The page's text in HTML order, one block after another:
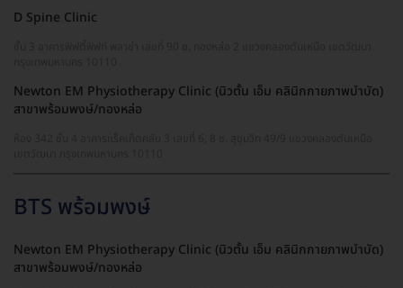
D Spine Clinic
Newton EM Physiotherapy Clinic (นิวตั้น เอ็ม คลินิกกายภาพบำบัด)
สาขาพร้อมพงษ์/ทองหล่อ
BTS พร้อมพงษ์
Newton EM Physiotherapy Clinic (นิวตั้น เอ็ม คลินิกกายภาพบำบัด)
สาขาพร้อมพงษ์/ทองหล่อ